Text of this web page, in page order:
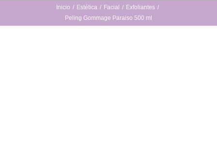
Inicio Estética Facial
Exfoliantes
Peling Gommage Paraiso 500 ml